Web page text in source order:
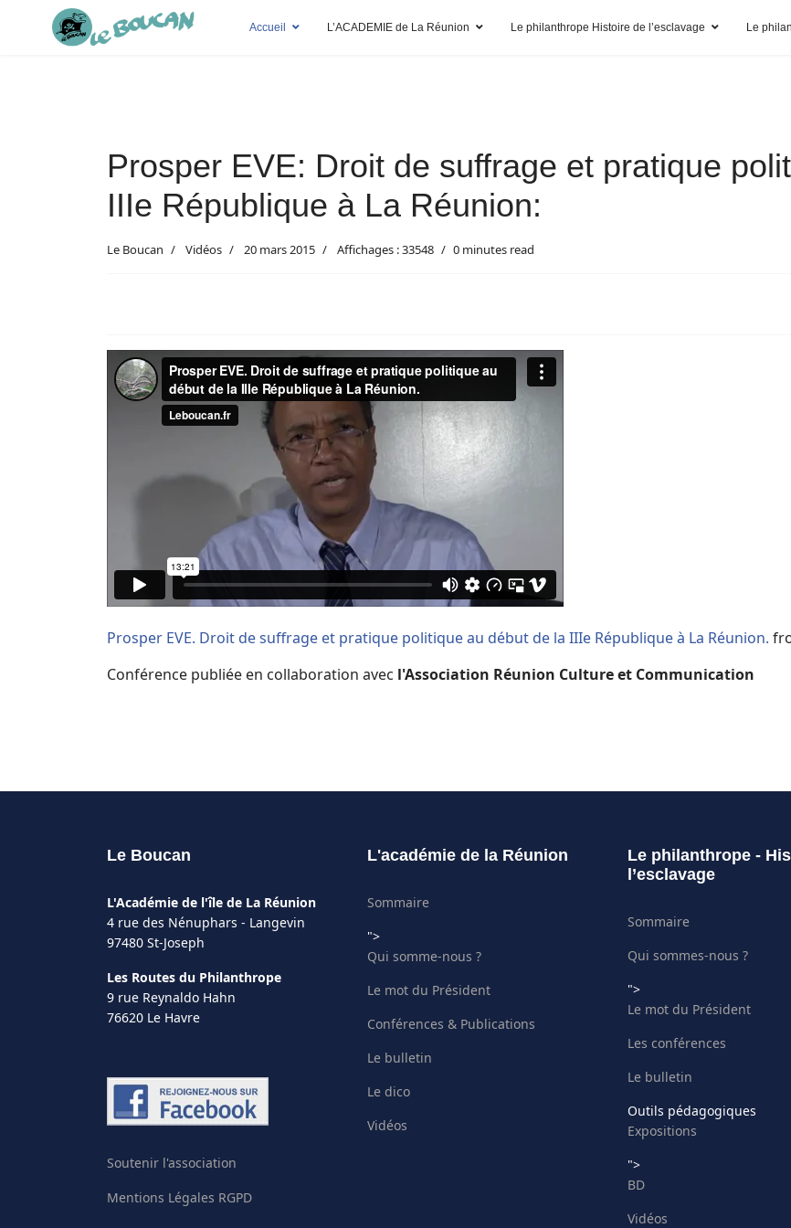
Accueil L’ACADEMIE de La Réunion Le philanthrope Histoire de l’esclavage Le
Prosper EVE: Droit de suffrage et pratique
IIIe République à La Réunion:
Le Boucan Vidéos 20 mars 2015 Affichages : 33548 0 minutes read
Prosper EVE. Droit de suffrage et pratique politique au début de la IIIe République à La Réunion.
Conférence publiée en collaboration avec l'Association Réunion Culture et Communication
Le Boucan
L'Académie de l'île de La Réunion
4 rue des Nénuphars - Langevin
97480 St-Joseph
Les Routes du Philanthrope
9 rue Reynaldo Hahn
76620 Le Havre
Soutenir l'association
Mentions Légales RGPD
L'académie de la Réunion
Sommaire
">
Qui somme-nous ?
Le mot du Président
Conférences & Publications
Le bulletin
Le dico
Vidéos
Le philanthrope -
l’esclavage
Sommaire
Qui sommes-nous ?
">
Le mot du Président
Les conférences
Le bulletin
Outils pédagogiques
Expositions
">
BD
Vidéos